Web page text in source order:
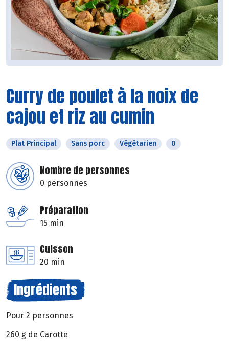
Curry de poulet à la noix de
cajou et riz au cumin
Plat Principal Sans porc Végétarien 0
Nombre de personnes
0 personnes
Préparation
15 min
Cuisson
20 min
Ingrédients
Pour 2 personnes
260 g de Carotte